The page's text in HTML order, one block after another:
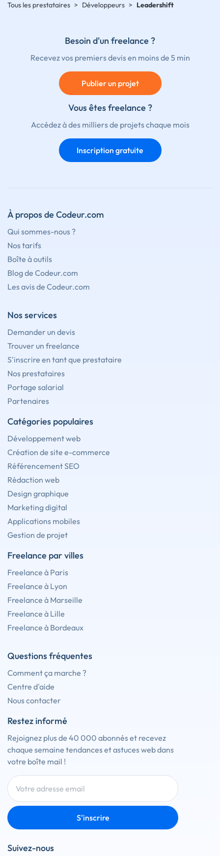
Tous les prestataires > Développeurs > Leadershift
Besoin d'un freelance ?
Recevez vos premiers devis en moins de 5 min
Publier un projet
Vous êtes freelance ?
Accédez à des milliers de projets chaque mois
Inscription gratuite
À propos de Codeur.com
Qui sommes-nous ?
Nos tarifs
Boîte à outils
Blog de Codeur.com
Les avis de Codeur.com
Nos services
Demander un devis
Trouver un freelance
S'inscrire en tant que prestataire
Nos prestataires
Portage salarial
Partenaires
Catégories populaires
Développement web
Création de site e-commerce
Référencement SEO
Rédaction web
Design graphique
Marketing digital
Applications mobiles
Gestion de projet
Freelance par villes
Freelance à Paris
Freelance à Lyon
Freelance à Marseille
Freelance à Lille
Freelance à Bordeaux
Questions fréquentes
Comment ça marche ?
Centre d'aide
Nous contacter
Restez informé
Rejoignez plus de 40 000 abonnés et recevez
chaque semaine tendances et astuces web dans
votre boîte mail !
S'inscrire
Suivez-nous